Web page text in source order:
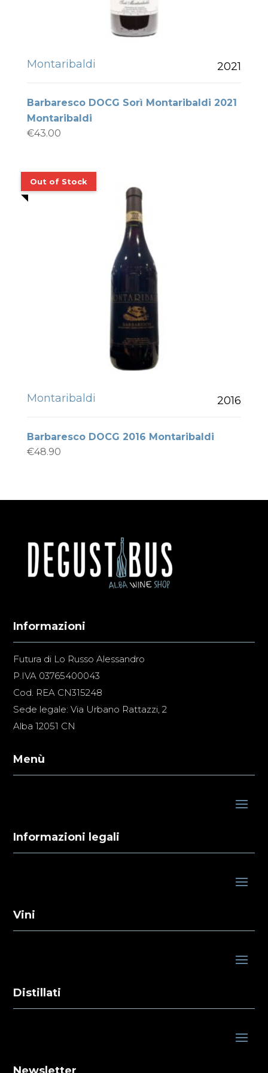
Montaribaldi 2021
Barbaresco DOCG Sorì Montaribaldi 2021
Montaribaldi
€43.00
Montaribaldi 2016
Barbaresco DOCG 2016 Montaribaldi
€48.90
Informazioni
Futura di Lo Russo Alessandro
P.IVA 03765400043
Cod. REA CN315248
Sede legale: Via Urbano Rattazzi, 2
Alba 12051 CN
Menù
Informazioni legali
Vini
Distillati